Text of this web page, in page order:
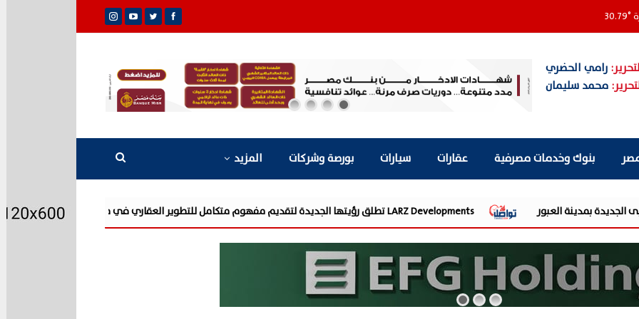
°
30.79
رامي الحضري
محمد سليمان
بنوك وخدمات مصرفية عقارات سيارات بورصة وشركات المزيد
LARZ Developments تطلق رؤيتها الجديدة لتقديم مفهوم متكامل للتطوير العقاري في مصر شركة «AIG» تتعاون مع «CSCEC الصينية» بمشروع «AI Tower» بأعلى المعايير العالمية